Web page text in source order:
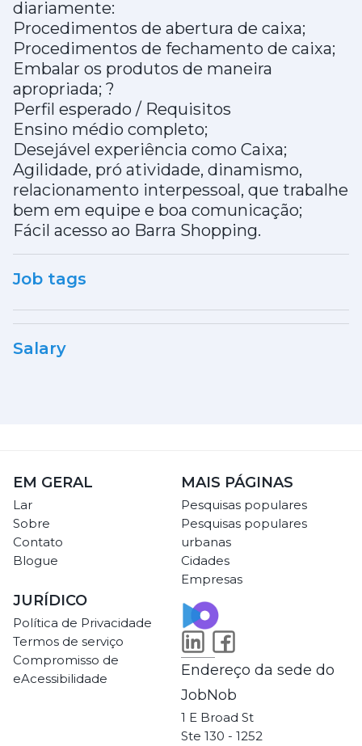
diariamente:
Procedimentos de abertura de caixa;
Procedimentos de fechamento de caixa;
Embalar os produtos de maneira
apropriada; ?
Perfil esperado / Requisitos
Ensino médio completo;
Desejável experiência como Caixa;
Agilidade, pró atividade, dinamismo,
relacionamento interpessoal, que trabalhe
bem em equipe e boa comunicação;
Fácil acesso ao Barra Shopping.
Job tags
Salary
EM GERAL
Lar
Sobre
Contato
Blogue
MAIS PÁGINAS
Pesquisas populares
Pesquisas populares
urbanas
Cidades
Empresas
JURÍDICO
Política de Privacidade
Termos de serviço
Compromisso de
eAcessibilidade
Endereço da sede do
JobNob
1 E Broad St
Ste 130 - 1252